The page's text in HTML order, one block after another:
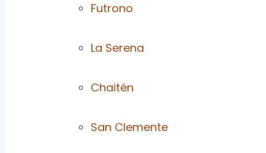
Futrono
La Serena
Chaitén
San Clemente